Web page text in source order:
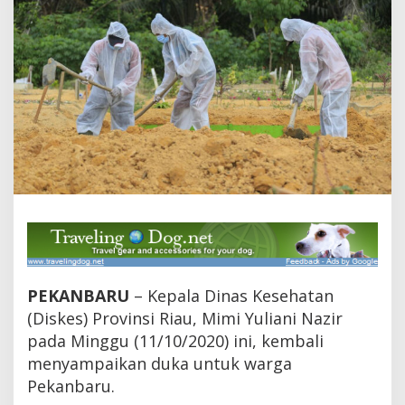
a
P
a
s
e
n
d
i
R
i
a
M
e
n
i
g
g
l
,
PEKANBARU – Kepala Dinas Kesehatan
(Diskes) Provinsi Riau, Mimi Yuliani Nazir
pada Minggu (11/10/2020) ini, kembali
menyampaikan duka untuk warga
Pekanbaru.